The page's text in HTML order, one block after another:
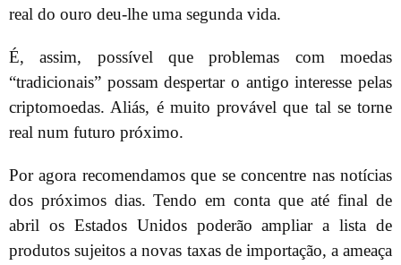
real do ouro deu-lhe uma segunda vida.
É, assim, possível que problemas com moedas
“tradicionais” possam despertar o antigo interesse pelas
criptomoedas. Aliás, é muito provável que tal se torne
real num futuro próximo.
Por agora recomendamos que se concentre nas notícias
dos próximos dias. Tendo em conta que até final de
abril os Estados Unidos poderão ampliar a lista de
produtos sujeitos a novas taxas de importação, a ameaça